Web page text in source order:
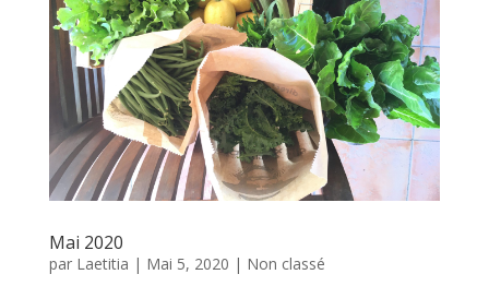
Mai 2020
par Laetitia | Mai 5, 2020 | Non classé